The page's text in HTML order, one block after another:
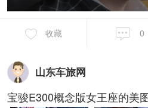
收藏 0
山东车旅网
宝骏E300概念版女王座的美